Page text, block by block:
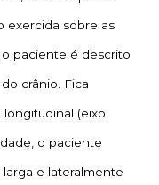
exercida sobre as
o paciente é descrito
crânio. Fica
(eixo
o paciente
e lateralmente